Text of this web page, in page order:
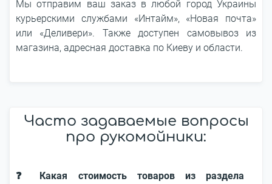
Мы отправим ваш заказ в любой город Украины
курьерскими службами «Интайм», «Новая почта»
или «Деливери». Также доступен самовывоз из
магазина, адресная доставка по Киеву и области.
Часто задаваемые вопросы
про рукомойники:
❓ Какая стоимость товаров из раздела